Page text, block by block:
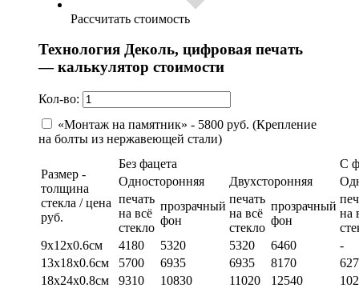
Рассчитать стоимость
Технология Деколь, цифровая печать
— калькулятор стоимости
Кол-во:
«Монтаж на памятник» - 5800 руб. (Крепление
на болты из нержавеющей стали)
Размер -
толщина
стекла / цена
руб.
Без фацета
С
Односторонняя
Двухсторонняя
печать
на всё
стекло
прозрачный
фон
печать
на всё
стекло
прозрачный
фон
на
9х12х0.6см
4180 5320 5320 6460
-
13х18х0.6см
5700 6935 6935 8170
18х24х0.8см
9310 10830 11020 12540